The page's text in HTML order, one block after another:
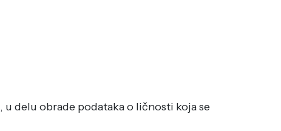
, u delu obrade podataka o ličnosti koja se